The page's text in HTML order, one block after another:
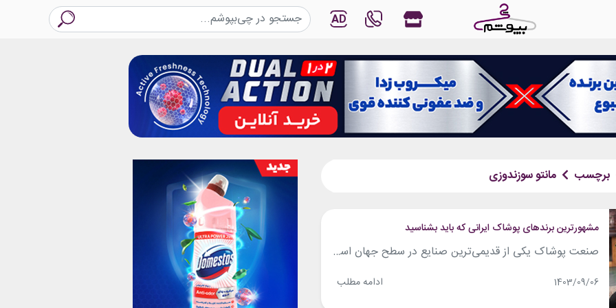
AD
برچسب مانتو سوزندوزی
مشهورترین برندهای پوشاک ایرانی که باید بشناسید
صنعت پوشاک یکی از قدیمی‌ترین صنایع در سطح جهان است. در طول این سال‌ها تنها برندهایی که به نیازهای مشتریان، طراحی زیبا، کیفیت بالا و راحتی لباس توجه کرده باشند در این صنعت ماندگار شده‌اند. تا همین چند سال گذشته بازار پوشاک ایران از برندهای خارجی به خصوص برندهای ترک و لباس‌های تولید چین اشباع...
1403/09/06 ادامه مطلب